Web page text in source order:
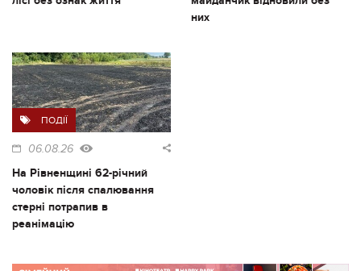
них
ПОДІЇ
06.08.26
На Рівненщині 62-річний
чоловік після спалювання
стерні потрапив в
реанімацію